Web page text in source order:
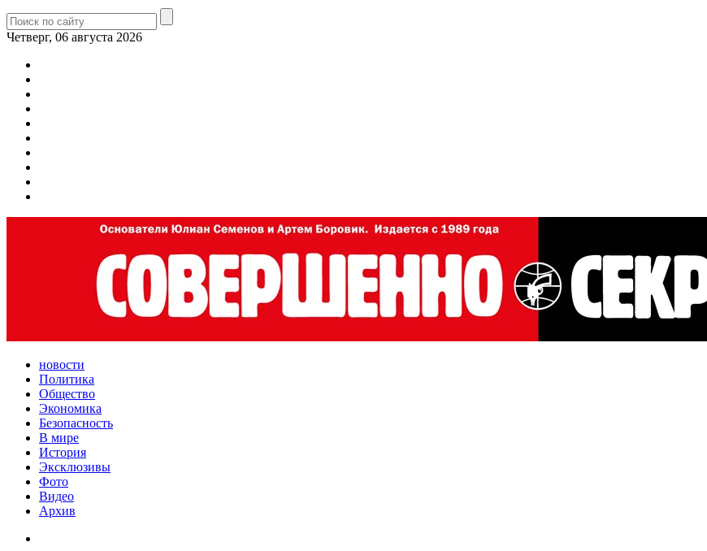
Четверг, 06 августа 2026
новости
Политика
Общество
Экономика
Безопасность
В мире
История
Эксклюзивы
Фото
Видео
Архив